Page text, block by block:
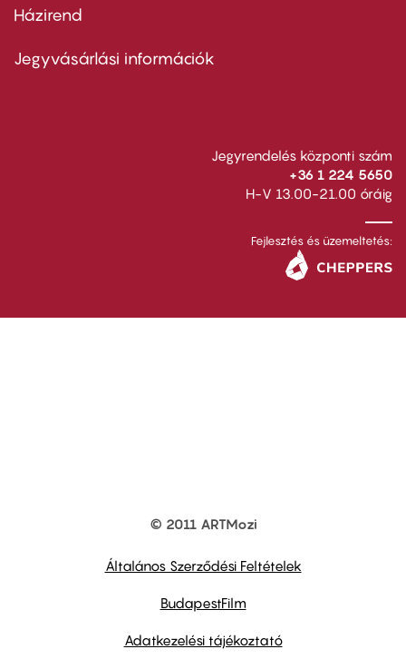
Footer
second
Házirend
Jegyvásárlási információk
Jegyrendelés központi szám
+36 1 224 5650
H-V 13.00-21.00 óráig
Fejlesztés és üzemeltetés:
© 2011 ARTMozi
Általános Szerződési Feltételek
BudapestFilm
Adatkezelési tájékoztató